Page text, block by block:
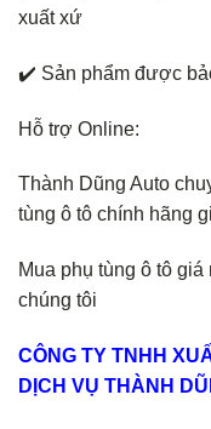
xuất xứ
✔️ Sản phẩm được
Hỗ trợ Online:
Thành Dũng Auto
tùng ô tô chính hãng
Mua phụ tùng ô tô
chúng tôi
CÔNG TY TNHH
DỊCH VỤ THÀNH